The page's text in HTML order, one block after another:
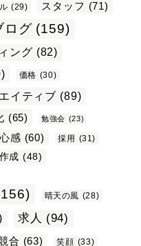
(29) スタッフ (71)
ログ (159)
ング (82)
価格 (30)
イティブ (89)
(65) 勉強会 (23)
感 (60) 採用 (31)
成 (48)
晴天の風 (28)
求人 (94)
合 (63) 笑顔 (33)